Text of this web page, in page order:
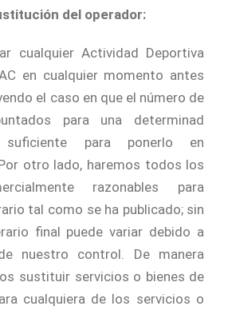
del operador:
cualquier Actividad Deportiva
en cualquier momento antes
el caso en que el número de
para una determinad
para ponerlo en
otro lado, haremos todos los
razonables para
tal como se ha publicado; sin
final puede variar debido a
nuestro control. De manera
sustituir servicios o bienes de
cualquiera de los servicios o